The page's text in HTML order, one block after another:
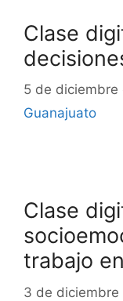
Clase
5 de diciembre
Guanajuato
Clase
trabajo
3 de diciembre